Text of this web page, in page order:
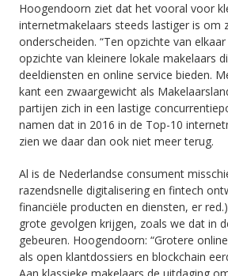
Hoogendoorn ziet dat het vooral voor
internetmakelaars steeds lastiger is om
onderscheiden. “Ten opzichte van
opzichte van kleinere lokale makelaars
deeldiensten en online service bieden.
kant een zwaargewicht als
partijen zich in een lastige
namen dat in 2016 in de Top-10
zien we daar dan ook niet meer terug.
Al is de Nederlandse consument
razendsnelle digitalisering en fintech
financiële producten en diensten, er
grote gevolgen krijgen, zoals we dat in
gebeuren. Hoogendoorn: “Grotere
als open klantdossiers en blockchain